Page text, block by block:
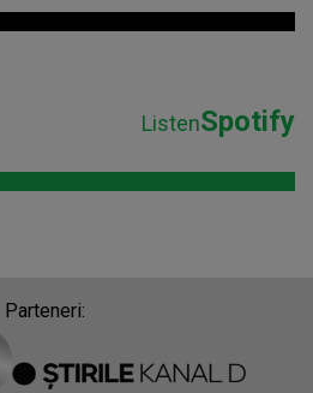
ListenSpotify
Parteneri: